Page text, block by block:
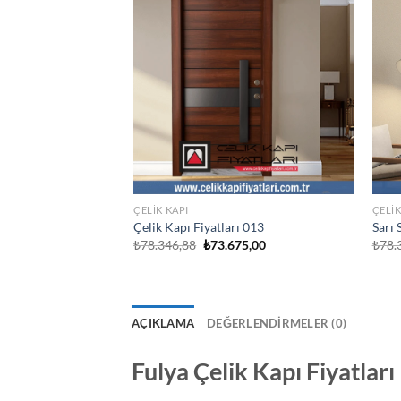
ÇELIK KAPI
Çelik Kapı Fiyatları 013
₺78.346,88 Orijinal
₺73.675,00Şu
Sarı
₺
AÇIKLAMA DEĞERLENDIRMELER (0)
Fulya Çelik Kapı Fiyatları